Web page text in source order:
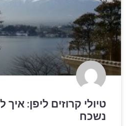
טיולי קרוזים ליפן: איך
נשכח